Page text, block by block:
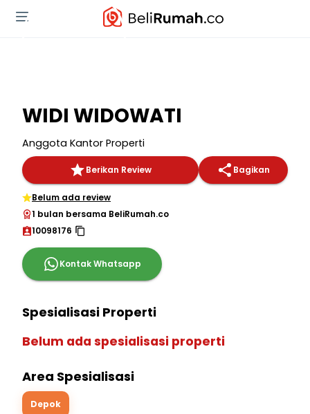
WIDI WIDOWATI
Anggota Kantor Properti
Berikan Review Bagikan
Belum ada review
1 bulan bersama BeliRumah.co
10098176
Kontak Whatsapp
Spesialisasi Properti
Belum ada spesialisasi properti
Area Spesialisasi
Depok